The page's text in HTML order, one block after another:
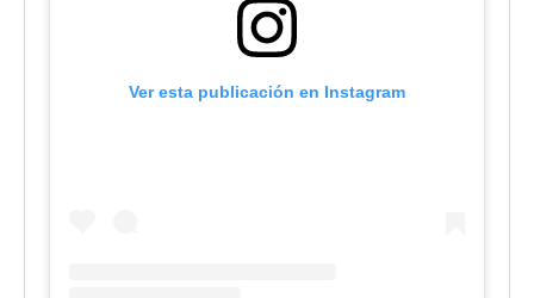
Ver esta publicación en Instagram